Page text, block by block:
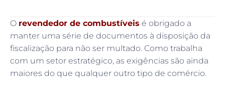
O revendedor de combustíveis é obrigado a
manter uma série de documentos à disposição da
fiscalização para não ser multado. Como trabalha
com um setor estratégico, as exigências são ainda
maiores do que qualquer outro tipo de comércio.